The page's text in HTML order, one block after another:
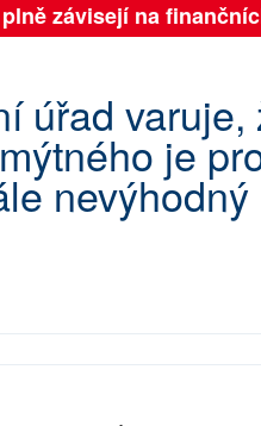
závisejí na
úřad varuje,
je
nevýhodný